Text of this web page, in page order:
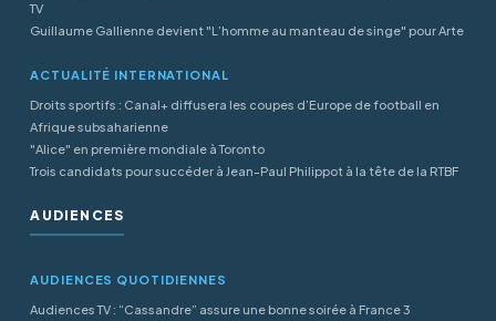
TV
Guillaume Gallienne devient "L’homme au manteau de singe" pour Arte
ACTUALITÉ INTERNATIONAL
Droits sportifs : Canal+ diffusera les coupes d’Europe de football en
Afrique subsaharienne
"Alice" en première mondiale à Toronto
Trois candidats pour succéder à Jean-Paul Philippot à la tête de la RTBF
AUDIENCES
AUDIENCES QUOTIDIENNES
Audiences TV : “Cassandre” assure une bonne soirée à France 3